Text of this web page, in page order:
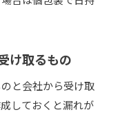
け取るもの
と会社から受け取
しておくと漏れが